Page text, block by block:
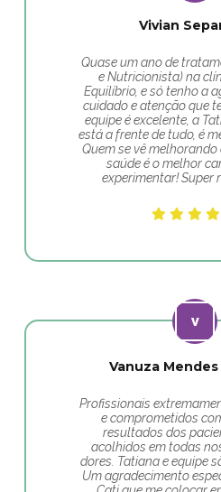
Vivian
Quase um ano de
e Nutricionista) na
Equilíbrio, e só tenho a
cuidado e atenção que
equipe é excelente, a
está a frente de tudo, é
Quem se vê melhorando
saúde é o melhor
experimentar! Super
Vanuza
Profissionais
e comprometidos
resultados dos
acolhidos em todas
dores. Tatiana e equipe
Um agradecimento